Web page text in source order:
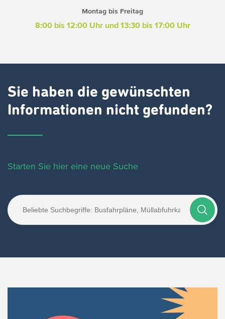
Montag bis Freitag
8:00 bis 12:00 Uhr und 13:30 bis 17:00 Uhr
Sie haben die gewünschten
Informationen nicht gefunden?
Starten Sie hier eine neue Suche